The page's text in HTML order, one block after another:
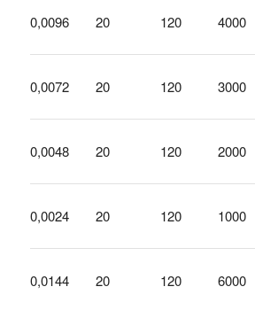
0,0096 20 120 4000
0,0072 20 120 3000
0,0048 20 120 2000
0,0024 20 120 1000
0,0144 20 120 6000